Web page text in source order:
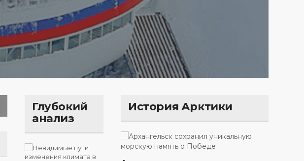
Бизнесу вредят пустые
обещания: Юрий Коробов о
проблемах чрезмерного
кредитования в РФ
Глубокий
анализ
История Арктики